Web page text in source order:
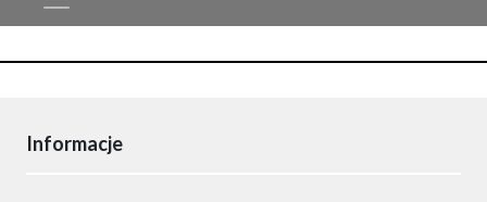
Informacje